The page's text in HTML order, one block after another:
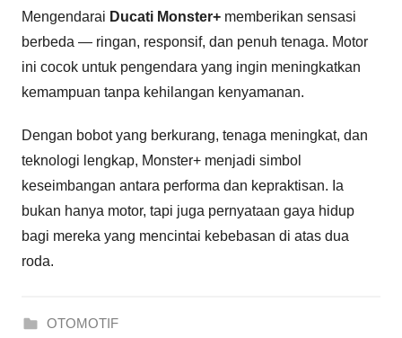
Mengendarai Ducati Monster+ memberikan sensasi
berbeda — ringan, responsif, dan penuh tenaga. Motor
ini cocok untuk pengendara yang ingin meningkatkan
kemampuan tanpa kehilangan kenyamanan.
Dengan bobot yang berkurang, tenaga meningkat, dan
teknologi lengkap, Monster+ menjadi simbol
keseimbangan antara performa dan kepraktisan. Ia
bukan hanya motor, tapi juga pernyataan gaya hidup
bagi mereka yang mencintai kebebasan di atas dua
roda.
OTOMOTIF